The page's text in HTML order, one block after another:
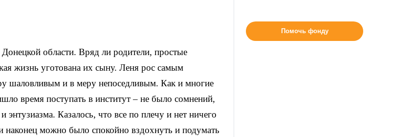
области. Вряд ли родители, простые
жизнь уготована их сыну. Леня рос самым
шаловливым и в меру непоседливым. Как и многие
время поступать в институт – не было сомнений,
Казалось, что все по плечу и нет ничего
можно было спокойно вздохнуть и подумать
Помочь фонду